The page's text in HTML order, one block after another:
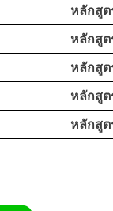
หลักสูต
หลักสูต
หลักสูต
หลักสูต
หลักสูต